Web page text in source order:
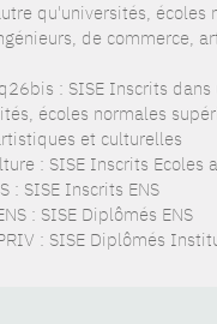
qu'universités, écoles
de commerce,
: SISE Inscrits
écoles normales
et culturelles
: SISE Inscrits Ecoles
: SISE Inscrits ENS
: SISE Diplômés ENS
: SISE Diplômés